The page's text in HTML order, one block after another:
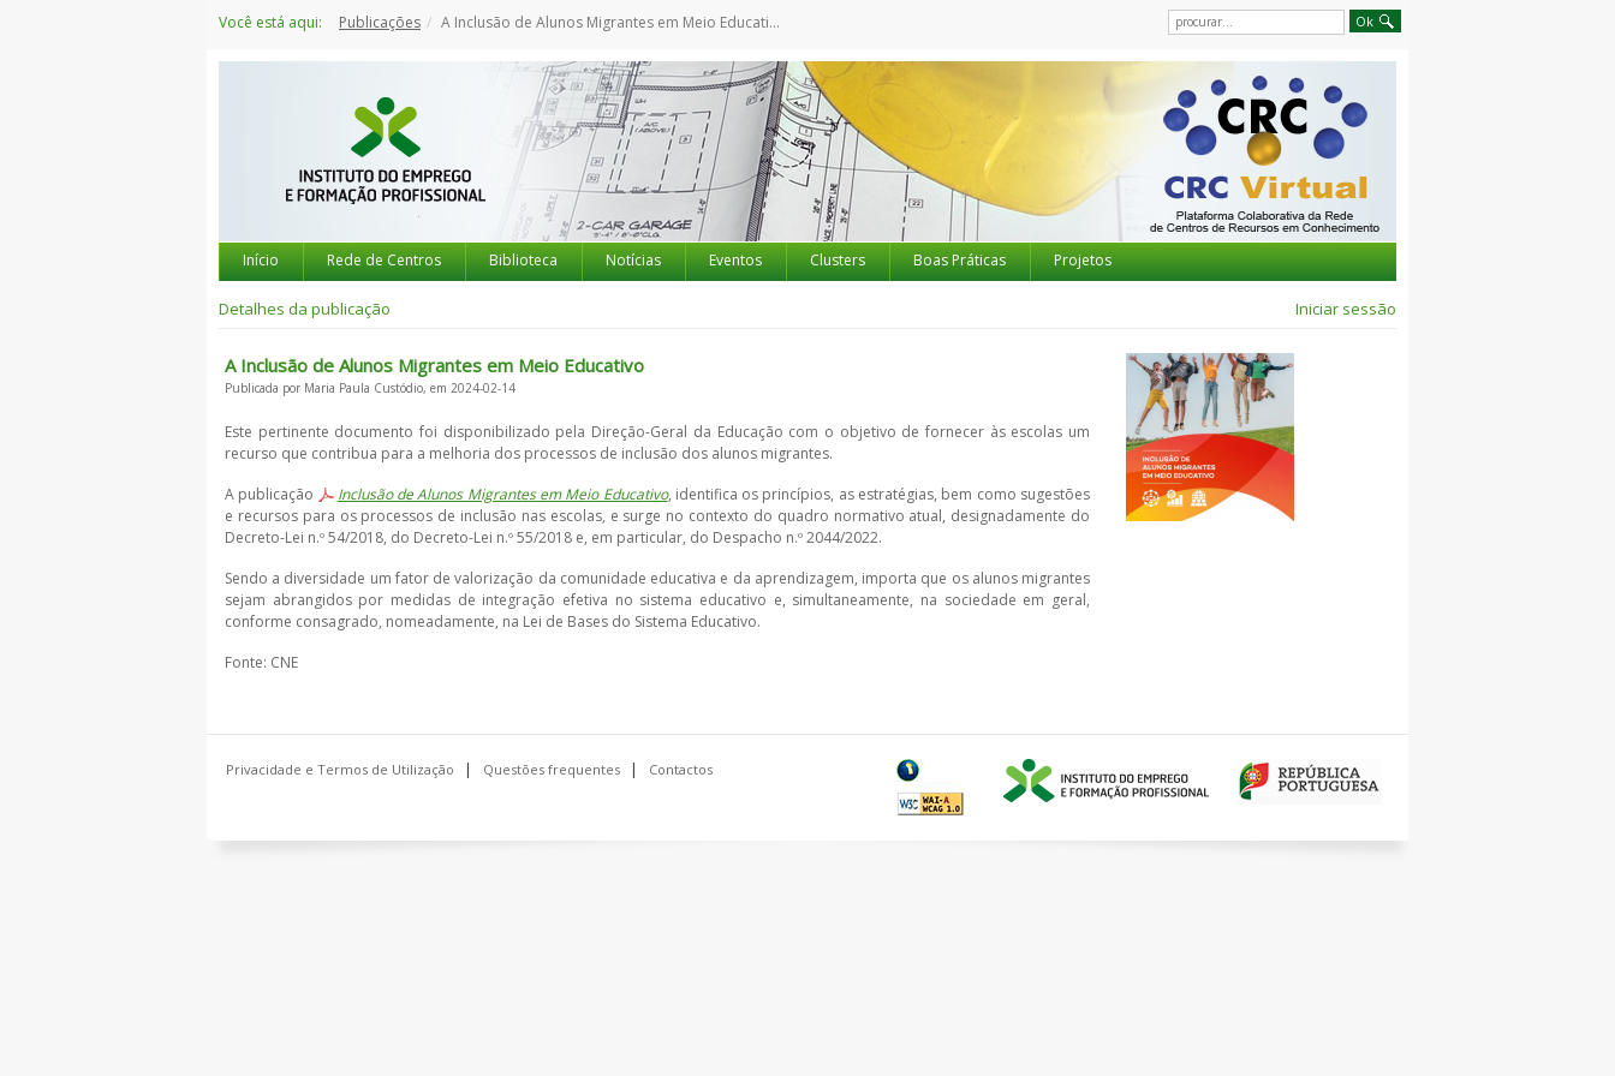
para
Você está aqui: Publicações A Inclusão de Alunos Migrantes em Meio Educativo
Início Rede de Centros Biblioteca Notícias Eventos Clusters Boas Práticas Projetos
Detalhes da publicação Iniciar sessão
A Inclusão de Alunos Migrantes em Meio Educativo
Publicada por Maria Paula Custódio, em 2024-02-14
Este pertinente documento foi disponibilizado pela Direção-Geral da Educação com o objetivo de fornecer às escolas um
recurso que contribua para a melhoria dos processos de inclusão dos alunos migrantes.
A publicação
Inclusão de Alunos Migrantes em Meio Educativo, identifica os princípios, as estratégias, bem como sugestões
e recursos para os processos de inclusão nas escolas, e surge no contexto do quadro normativo atual, designadamente do
Decreto-Lei n.º 54/2018, do Decreto-Lei n.º 55/2018 e, em particular, do Despacho n.º 2044/2022.
Sendo a diversidade um fator de valorização da comunidade educativa e da aprendizagem, importa que os alunos migrantes
sejam abrangidos por medidas de integração efetiva no sistema educativo e, simultaneamente, na sociedade em geral,
conforme consagrado, nomeadamente, na Lei de Bases do Sistema Educativo.
Fonte: CNE
Privacidade e Termos de Utilização Questões frequentes Contactos